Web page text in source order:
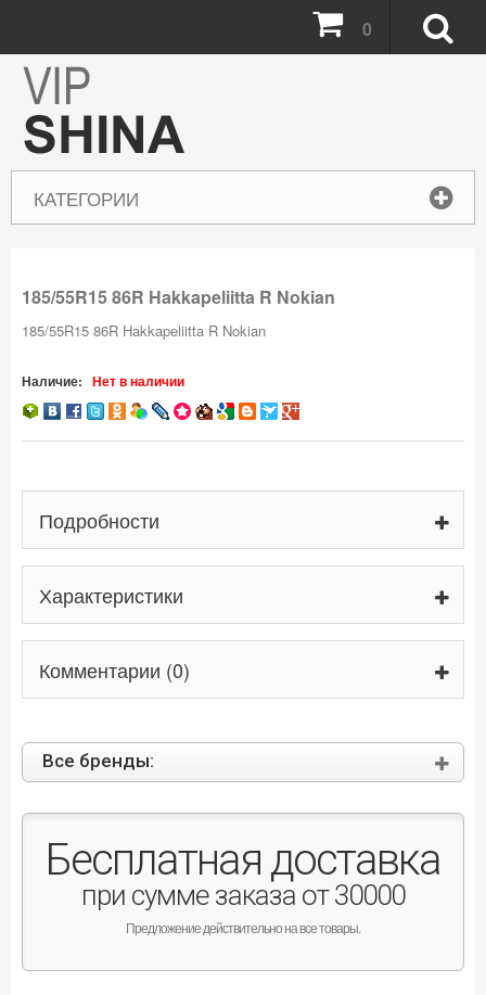
КАТЕГОРИИ
0
185/55R15 86R Hakkapeliitta R Nokian
185/55R15 86R Hakkapeliitta R Nokian
Наличие: Нет в наличии
Подробности
Характеристики
Комментарии (0)
Все бренды:
Бесплатная доставка
при сумме заказа от 30000
Предложение действительно на все товары.